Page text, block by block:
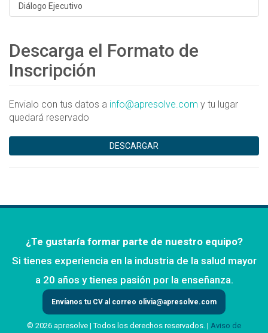
Diálogo Ejecutivo
Descarga el Formato de
Inscripción
Envialo con tus datos a info@apresolve.com y tu lugar
quedará reservado
DESCARGAR
¿Te gustaría formar parte de nuestro equipo?
Si tienes experiencia en la industria de la salud mayor
a 20 años y tienes pasión por la enseñanza.
Envíanos tu CV al correo olivia@apresolve.com
© 2026 apresolve | Todos los derechos reservados. | Aviso de